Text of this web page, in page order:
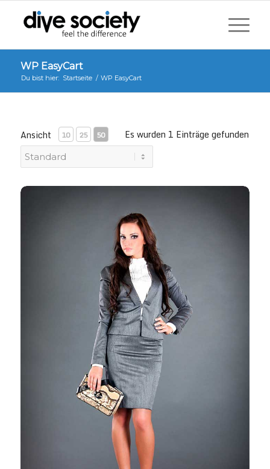
WP EasyCart
Du bist hier: Startseite / WP EasyCart
Ansicht 10 25 50 Es wurden 1 Einträge gefunden
Taillierter Rock